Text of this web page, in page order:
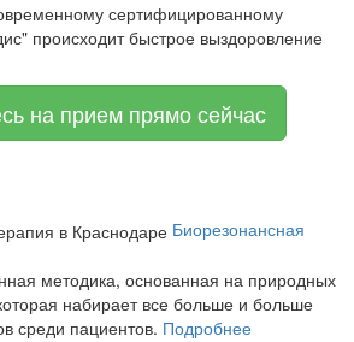
сертифицированному
происходит быстрое выздоровление
на прием прямо сейчас
Биорезонансная
методика, основанная на природных
набирает все больше и больше
среди пациентов. Подробнее